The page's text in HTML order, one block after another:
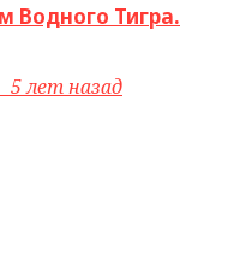
Водного Тигра.
5 лет назад